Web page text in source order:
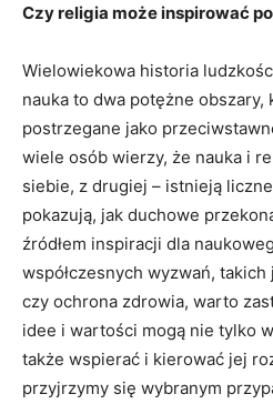
Czy religia może inspirować
Wielowiekowa historia
nauka to dwa potężne obszary,
postrzegane jako
wiele osób wierzy, że nauka i
siebie, z drugiej – istnieją
pokazują, jak duchowe
źródłem inspiracji dla
współczesnych wyzwań,
czy ochrona zdrowia, warto
idee i wartości mogą nie tylko
także wspierać i kierować jej
przyjrzymy się wybranym